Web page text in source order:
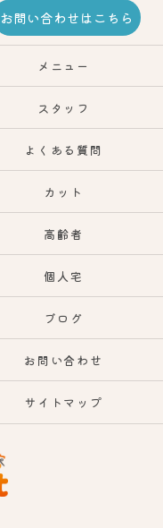
お問い合わせはこちら
メニュー
スタッフ
よくある質問
カット
高齢者
個人宅
ブログ
お問い合わせ
サイトマップ